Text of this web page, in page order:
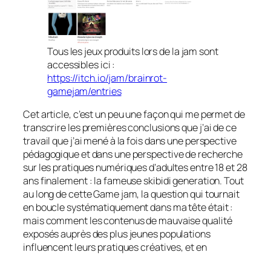
Tous les jeux produits lors de la jam sont
accessibles ici :
https://itch.io/jam/brainrot-
gamejam/entries
Cet article, c’est un peu une façon qui me permet de
transcrire les premières conclusions que j’ai de ce
travail que j’ai mené à la fois dans une perspective
pédagogique et dans une perspective de recherche
sur les pratiques numériques d’adultes entre 18 et 28
ans finalement : la fameuse skibidi generation. Tout
au long de cette Game jam, la question qui tournait
en boucle systématiquement dans ma tête était :
mais comment les contenus de mauvaise qualité
exposés auprès des plus jeunes populations
influencent leurs pratiques créatives, et en